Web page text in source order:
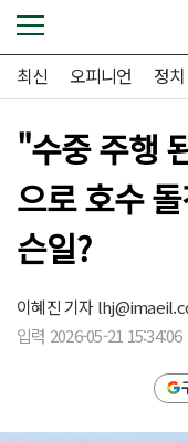
최신 오피니언 정치
"수중 주행
으로 호수
슨일?
이혜진 기자
입력 2026-05-21 15:34:06